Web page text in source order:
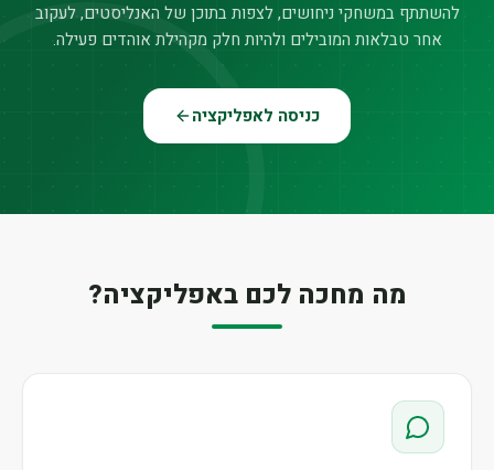
להשתתף במשחקי ניחושים, לצפות בתוכן של האנליסטים, לעקוב
אחר טבלאות המובילים ולהיות חלק מקהילת אוהדים פעילה.
כניסה לאפליקציה
מה מחכה לכם באפליקציה?